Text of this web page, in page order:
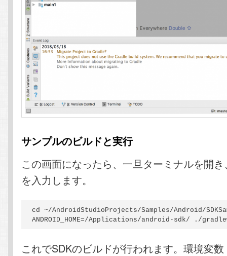
サンプルのビルドと実行
この画面になったら、一旦ターミナルを開
を入力します。
cd ~/AndroidStudioProjects/Samples/Android/
ANDROID_HOME=/Applications/android-sdk/ ./
これでSDKのビルドが行われます。環境変数